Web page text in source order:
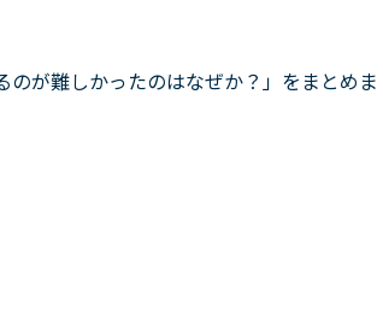
のが難しかったのはなぜか？」をまとめま